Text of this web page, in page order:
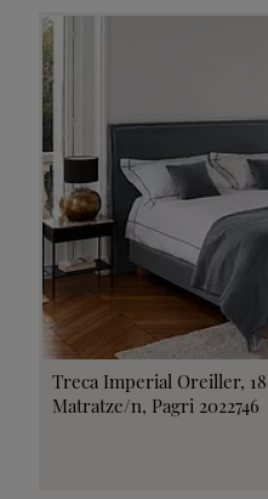
Treca Imperial Oreiller,
Matratze/n, Pagri 2022746